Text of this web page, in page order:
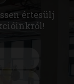
értesülj